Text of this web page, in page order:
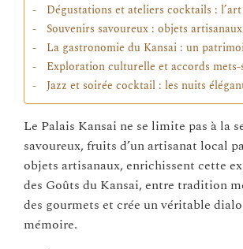
Dégustations et ateliers cocktails :
Souvenirs savoureux : objets
La gastronomie du Kansai : un
Exploration culturelle et accords
Jazz et soirée cocktail : les nuits
Le Palais Kansai ne se limite pas à la
savoureux, fruits d’un artisanat local
objets artisanaux, enrichissent cette
des Goûts du Kansai, entre tradition
des gourmets et crée un véritable
mémoire.